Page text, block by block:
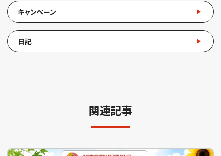
キャンペーン
日記
関連記事